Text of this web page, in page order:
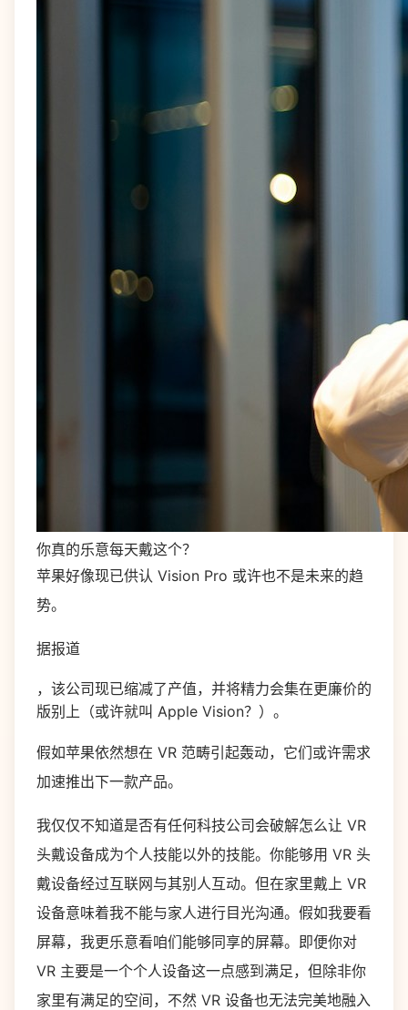
你真的乐意每天戴这个？
苹果好像现已供认 Vision Pro 或许也不是未来的趋
势。
据报道
，该公司现已缩减了产值，并将精力会集在更廉价的
版别上（或许就叫 Apple Vision？）。
假如苹果依然想在 VR 范畴引起轰动，它们或许需求
加速推出下一款产品。
我仅仅不知道是否有任何科技公司会破解怎么让 VR
头戴设备成为个人技能以外的技能。你能够用 VR 头
戴设备经过互联网与其别人互动。但在家里戴上 VR
设备意味着我不能与家人进行目光沟通。假如我要看
屏幕，我更乐意看咱们能够同享的屏幕。即便你对
VR 主要是一个个人设备这一点感到满足，但除非你
家里有满足的空间，不然 VR 设备也无法完美地融入